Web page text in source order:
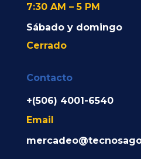
7:30 AM – 5 PM
Sábado y domingo
Cerrado
Contacto
+(506) 4001-6540
Email